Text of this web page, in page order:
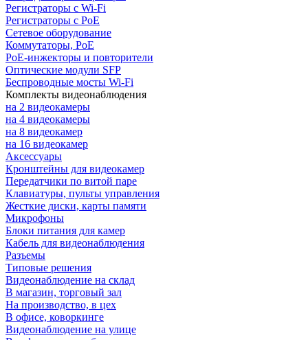
Регистраторы с Wi-Fi
Регистраторы с PoE
Сетевое оборудование
Коммутаторы, PoE
PoE-инжекторы и повторители
Оптические модули SFP
Беспроводные мосты Wi-Fi
Комплекты видеонаблюдения
на 2 видеокамеры
на 4 видеокамеры
на 8 видеокамер
на 16 видеокамер
Аксессуары
Кронштейны для видеокамер
Передатчики по витой паре
Клавиатуры, пульты управления
Жесткие диски, карты памяти
Микрофоны
Блоки питания для камер
Кабель для видеонаблюдения
Разъемы
Типовые решения
Видеонаблюдение на склад
В магазин, торговый зал
На производство, в цех
В офисе, коворкинге
Видеонаблюдение на улице